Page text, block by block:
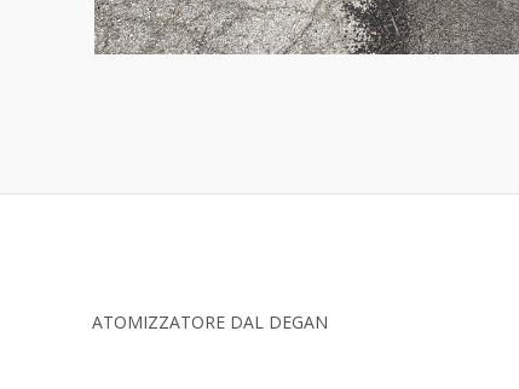
ATOMIZZATORE DAL DEGAN